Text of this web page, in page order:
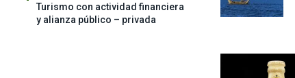
Turismo con actividad financiera
y alianza público – privada